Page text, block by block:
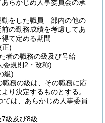
らかじめ人事委員会の承
動をした職員 部内の他の
の勤務成績を考慮してあ
て定める期間
正)
者の職務の級及び号給
委規則2・改称)
級)
職務の級は、その職務に応
り決定するものとする。
ては、あらかじめ人事委員
級及び8級